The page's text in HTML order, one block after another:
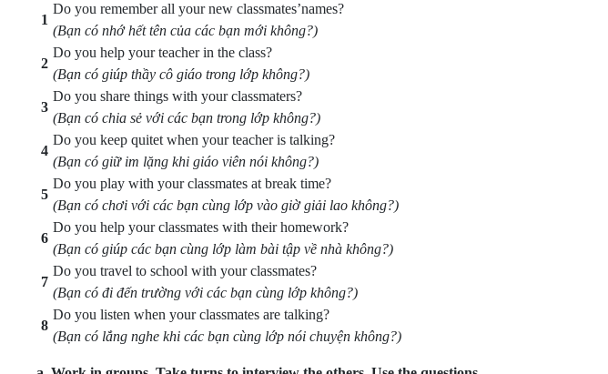
1
Do you remember all your new classmates’names?
(Bạn có nhớ hết tên của các bạn mới không?)
2
Do you help your teacher in the class?
(Bạn có giúp thầy cô giáo trong lớp không?)
3
Do you share things with your classmaters?
(Bạn có chia sẻ với các bạn trong lớp không?)
4
Do you keep quitet when your teacher is talking?
(Bạn có giữ im lặng khi giáo viên nói không?)
5
Do you play with your classmates at break time?
(Bạn có chơi với các bạn cùng lớp vào giờ giải lao không?)
6
Do you help your classmates with their homework?
(Bạn có giúp các bạn cùng lớp làm bài tập về nhà không?)
7
Do you travel to school with your classmates?
(Bạn có đi đến trường với các bạn cùng lớp không?)
8
Do you listen when your classmates are talking?
(Bạn có lắng nghe khi các bạn cùng lớp nói chuyện không?)